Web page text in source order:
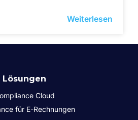
Weiterlesen
Lösungen
Cloud
für E-Rechnungen